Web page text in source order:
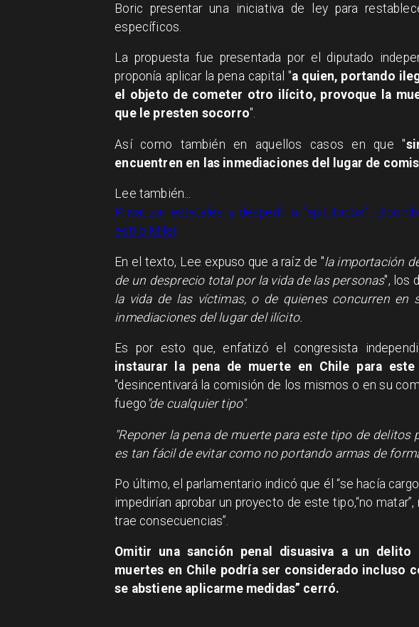
Boric presentar una iniciativa de ley para
específicos.
La propuesta fue presentada por el diputado
proponía aplicar la pena capital "a quien, portando
el objeto de cometer otro ilícito, provoque la
que le presten socorro".
Así como también en aquellos casos en que "
encuentren en las inmediaciones del lugar de
Lee también...
Privatizar estatales y despedir a "apitutados":
estilo Milei
En el texto, Lee expuso que a raíz de "la importación
de un desprecio total por la vida de las personas", los
la vida de las víctimas, o de quienes concurren en
inmediaciones del lugar del ilícito.
Es por esto que, enfatizó el congresista
instaurar la pena de muerte en Chile para
"desincentivará la comisión de los mismos o en su
fuego "de cualquier tipo".
"Reponer la pena de muerte para este tipo de delitos
es tan fácil de evitar como no portando armas de
Po último, el parlamentario indicó que él “se hacía
impedirían aprobar un proyecto de este tipo,“no
trae consecuencias”.
Omitir una sanción penal disuasiva a un delito
muertes en Chile podría ser considerado incluso
se abstiene aplicarme medidas” cerró.